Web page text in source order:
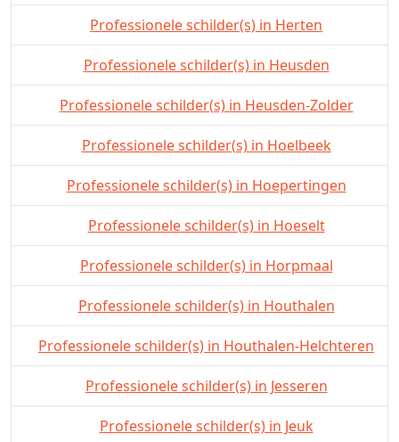
Professionele schilder(s) in Herten
Professionele schilder(s) in Heusden
Professionele schilder(s) in Heusden-Zolder
Professionele schilder(s) in Hoelbeek
Professionele schilder(s) in Hoepertingen
Professionele schilder(s) in Hoeselt
Professionele schilder(s) in Horpmaal
Professionele schilder(s) in Houthalen
Professionele schilder(s) in Houthalen-Helchteren
Professionele schilder(s) in Jesseren
Professionele schilder(s) in Jeuk